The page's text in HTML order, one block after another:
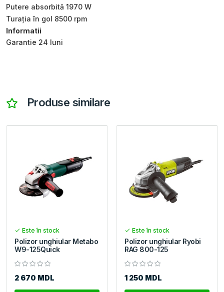
Putere absorbită 1970 W
Turația în gol 8500 rpm
Informatii
Garantie 24 luni
Produse similare
Este în stock
Polizor unghiular Metabo
W9-125Quick
2 670 MDL
Este în stock
Polizor unghiular Ryobi
RAG 800-125
1 250 MDL